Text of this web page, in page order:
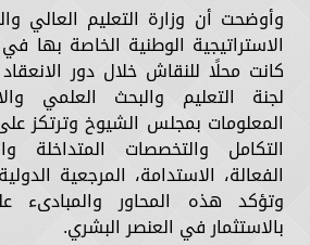
وأوضحت أن وزارة التعليم العالي
كانت محلًا للنقاش خلال دور
لجنة التعليم والبحث العلمي
المعلومات بمجلس الشيوخ وترتكز
التكامل والتخصصات المتداخلة
الفعالة، الاستدامة، المرجعية
وتؤكد هذه المحاور والمبادىء
بالاستثمار في العنصر البشري.